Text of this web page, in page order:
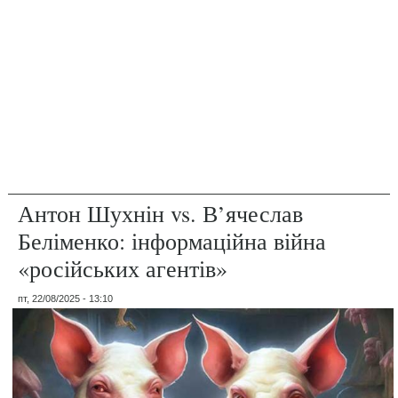
Антон Шухнін vs. В’ячеслав
Беліменко: інформаційна війна
«російських агентів»
пт, 22/08/2025 - 13:10